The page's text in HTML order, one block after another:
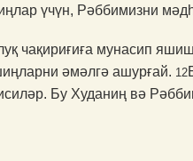
үчүн, Рәббимизни
чақириғиға мунасип
әмәлгә ашурғай. 12
Бу Худаниң вә